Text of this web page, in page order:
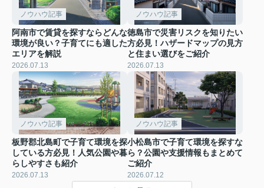
ノウハウ記事
阿南市で賃貸を探すならどんな
環境が良い？子育てにも適した
エリアを解説
2026.07.13
ノウハウ記事
徳島市で災害リスクを知りたい
方必見！ハザードマップの見方
と住まい選びをご紹介
2026.07.13
ノウハウ記事
板野郡北島町で子育て環境を探
している方必見！人気公園や暮
らしやすさも紹介
2026.07.13
ノウハウ記事
小松島市で子育て環境を探すな
ら？公園や支援情報もまとめて
ご紹介
2026.07.12